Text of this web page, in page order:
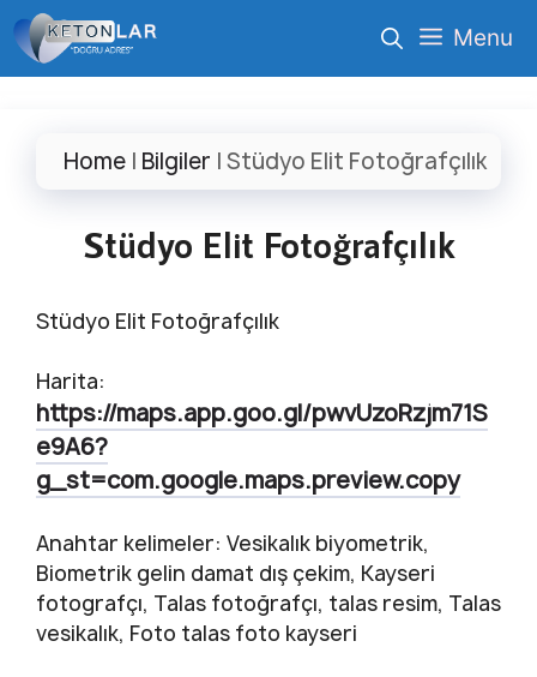
İçeriğe
atla
Menu
Home| Bilgiler | Stüdyo Elit Fotoğrafçılık
Stüdyo Elit Fotoğrafçılık
Stüdyo Elit Fotoğrafçılık
Harita:
https://maps.app.goo.gl/pwvUzoRzjm71S
e9A6?
g_st=com.google.maps.preview.copy
Anahtar kelimeler: Vesikalık biyometrik,
Biometrik gelin damat dış çekim, Kayseri
fotografçı, Talas fotoğrafçı, talas resim, Talas
vesikalık, Foto talas foto kayseri